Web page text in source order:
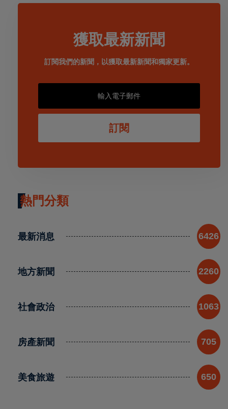
獲取最新新聞
訂閱我們的新聞，以獲取最新新聞和獨家更新。
訂閱
熱門分類
最新消息 6426
地方新聞 2260
社會政治 1063
房產新聞 705
美食旅遊 650